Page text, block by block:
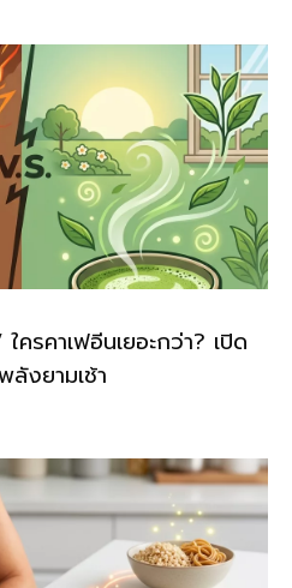
ครคาเฟอีนเยอะกว่า? เปิด
งยามเช้า